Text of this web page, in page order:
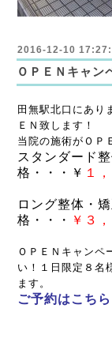
2016-12-10
ＯＰＥＮキャン
田無駅北口 にあり
ＥＮ致します！
当院の施術がＯＰ
スタンダード
格・・・￥ １
ロング整体
格・・・
￥３
ＯＰＥＮキャンペ
い！ １日限定８名
ます。
ご予約はこちら